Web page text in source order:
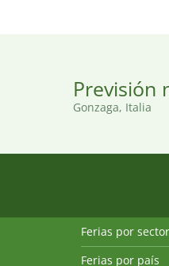
Previsión
Gonzaga, Italia
Ferias por
Ferias por país